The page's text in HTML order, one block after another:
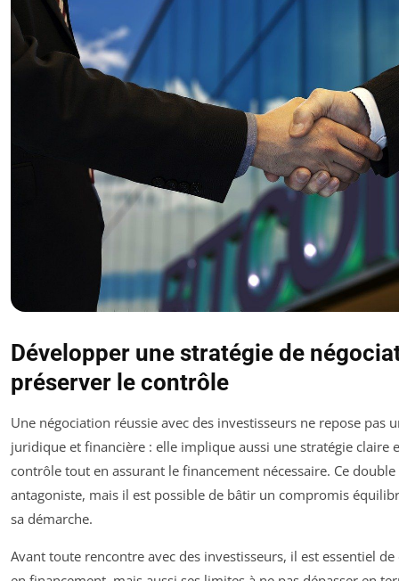
Développer une stratégie de
préserver le contrôle
Une négociation réussie avec des investisseurs ne repose pas
juridique et financière : elle implique aussi une stratégie claire
contrôle tout en assurant le financement nécessaire. Ce
antagoniste, mais il est possible de bâtir un compromis
sa démarche.
Avant toute rencontre avec des investisseurs, il est essentiel